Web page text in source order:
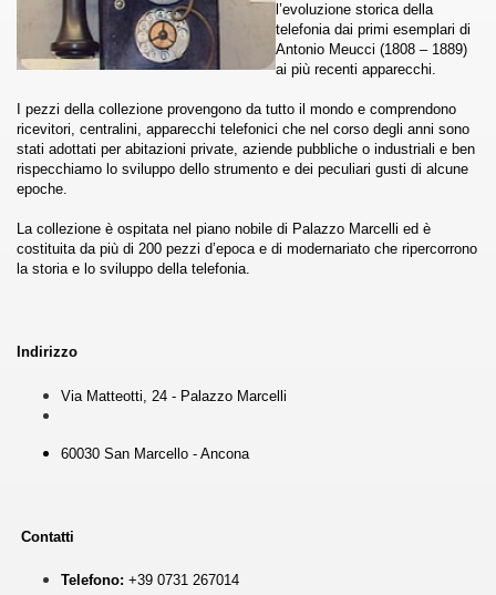
l’evoluzione storica della
telefonia dai primi esemplari di
Antonio Meucci (1808 – 1889)
ai più recenti apparecchi.
I pezzi della collezione provengono da tutto il mondo e comprendono
ricevitori, centralini, apparecchi telefonici che nel corso degli anni sono
stati adottati per abitazioni private, aziende pubbliche o industriali e ben
rispecchiamo lo sviluppo dello strumento e dei peculiari gusti di alcune
epoche.
La collezione è ospitata nel piano nobile di Palazzo Marcelli ed è
costituita da più di 200 pezzi d’epoca e di modernariato che ripercorrono
la storia e lo sviluppo della telefonia.
Indirizzo
Via Matteotti, 24 - Palazzo Marcelli
60030 San Marcello - Ancona
Contatti
Telefono: +39 0731 267014